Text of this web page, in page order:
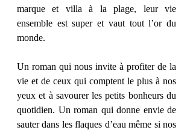
marque et villa à la plage, leur vie
ensemble est super et vaut tout l’or du
monde.
Un roman qui nous invite à profiter de la
vie et de ceux qui comptent le plus à nos
yeux et à savourer les petits bonheurs du
quotidien. Un roman qui donne envie de
sauter dans les flaques d’eau même si nos